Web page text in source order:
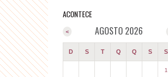
ACONTECE
AGOSTO 2026
<
D S T Q Q S S
1